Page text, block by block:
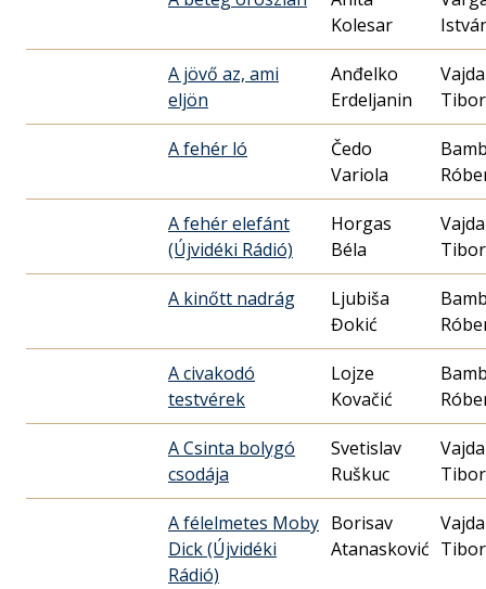
Kolesar
A jövő az, ami
eljön
Anđelko
Erdeljanin
Vajda
Tibor
A fehér ló
Čedo
Variola
A fehér elefánt
(Újvidéki Rádió)
Horgas
Béla
Vajda
Tibor
A kinőtt nadrág
Ljubiša
Đokić
A civakodó
testvérek
Lojze
Kovačić
A Csinta bolygó
csodája
Svetislav
Ruškuc
Vajda
Tibor
A félelmetes Moby
Dick (Újvidéki
Rádió)
Borisav
Atanasković
Vajda
Tibor